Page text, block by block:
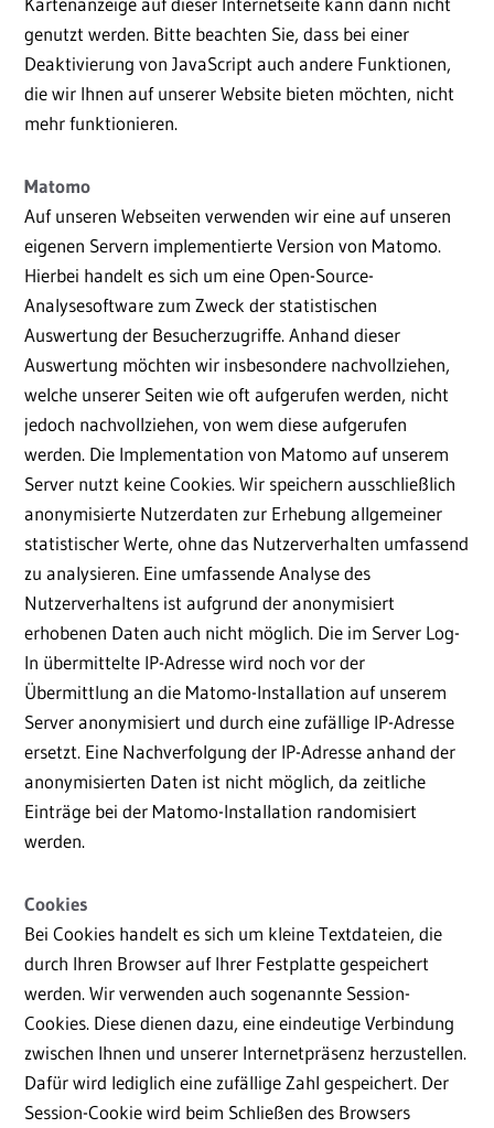
genutzt werden. Bitte beachten Sie, dass bei einer
Deaktivierung von JavaScript auch andere Funktionen,
die wir Ihnen auf unserer Website bieten möchten, nicht
mehr funktionieren.
Matomo
Auf unseren Webseiten verwenden wir eine auf unseren
eigenen Servern implementierte Version von Matomo.
Hierbei handelt es sich um eine Open-Source-
Analysesoftware zum Zweck der statistischen
Auswertung der Besucherzugriffe. Anhand dieser
Auswertung möchten wir insbesondere nachvollziehen,
welche unserer Seiten wie oft aufgerufen werden, nicht
jedoch nachvollziehen, von wem diese aufgerufen
werden. Die Implementation von Matomo auf unserem
Server nutzt keine Cookies. Wir speichern ausschließlich
anonymisierte Nutzerdaten zur Erhebung allgemeiner
statistischer Werte, ohne das Nutzerverhalten umfassend
zu analysieren. Eine umfassende Analyse des
Nutzerverhaltens ist aufgrund der anonymisiert
erhobenen Daten auch nicht möglich. Die im Server Log-
In übermittelte IP-Adresse wird noch vor der
Übermittlung an die Matomo-Installation auf unserem
Server anonymisiert und durch eine zufällige IP-Adresse
ersetzt. Eine Nachverfolgung der IP-Adresse anhand der
anonymisierten Daten ist nicht möglich, da zeitliche
Einträge bei der Matomo-Installation randomisiert
werden.
Cookies
Bei Cookies handelt es sich um kleine Textdateien, die
durch Ihren Browser auf Ihrer Festplatte gespeichert
werden. Wir verwenden auch sogenannte Session-
Cookies. Diese dienen dazu, eine eindeutige Verbindung
zwischen Ihnen und unserer Internetpräsenz herzustellen.
Dafür wird lediglich eine zufällige Zahl gespeichert. Der
Session-Cookie wird beim Schließen des Browsers